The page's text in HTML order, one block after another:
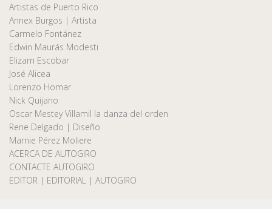
Artistas de Puerto Rico
Annex Burgos | Artista
Carmelo Fontánez
Edwin Maurás Modesti
Elizam Escobar
José Alicea
Lorenzo Homar
Nick Quijano
Oscar Mestey Villamil la danza del orden
Rene Delgado | Diseño
Marnie Pérez Moliere
ACERCA DE AUTOGIRO
CONTACTE AUTOGIRO
EDITOR | EDITORIAL | AUTOGIRO